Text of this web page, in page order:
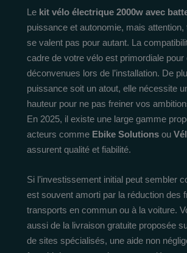
Le kit vélo électrique 2000w avec
puissance et autonomie, mais
se valent pas pour autant. La
cadre de votre vélo est primordiale pour
déconvenues lors de l’installation. De
puissance soit un atout, elle nécessite
hauteur pour ne pas freiner vos
En 2025, il existe une large gamme
acteurs comme Ebike Solutions ou
assurent qualité et fiabilité.
Si l’investissement initial peut sembler
est souvent amorti par la réduction des
transports en commun ou à la voiture.
aussi de la livraison gratuite proposée
de sites spécialisés, une aide non